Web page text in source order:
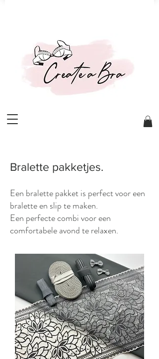
Bralette pakketjes.
Een bralette pakket is perfect voor een
bralette en slip te maken.
Een perfecte combi voor een
comfortabele avond te relaxen.